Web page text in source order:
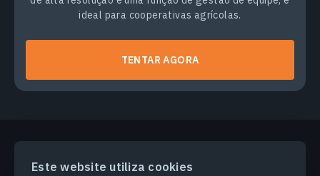
Este website utiliza cookies
ideal para cooperativas agrícolas.
TENTAR AGORA
PRODUCTS & SOLUTIONS